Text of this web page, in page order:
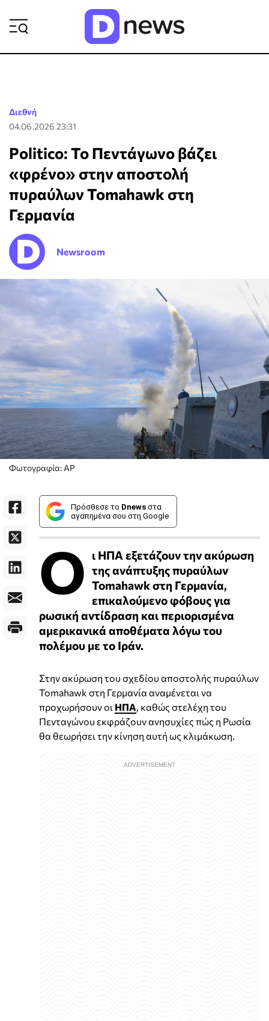
Διεθνή
04.06.2026 23:31
Politico: Το Πεντάγωνο βάζει
«φρένο» στην αποστολή
πυραύλων Tomahawk στη
Γερμανία
Newsroom
Φωτογραφία: AP
Πρόσθεσε το Dnews στα
αγαπημένα σου στη Google
Ο ι ΗΠΑ εξετάζουν την ακύρωση
της ανάπτυξης πυραύλων
Tomahawk στη Γερμανία,
επικαλούμενο φόβους για
ρωσική αντίδραση και περιορισμένα
αμερικανικά αποθέματα λόγω του
πολέμου με το Ιράν.
Στην ακύρωση του σχεδίου αποστολής πυραύλων
Tomahawk στη Γερμανία αναμένεται να
προχωρήσουν οι ΗΠΑ , καθώς στελέχη του
Πενταγώνου εκφράζουν ανησυχίες πώς η Ρωσία
θα θεωρήσει την κίνηση αυτή ως κλιμάκωση.